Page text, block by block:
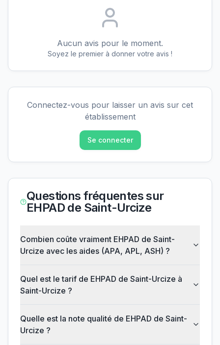
Aucun avis pour le moment.
Soyez le premier à donner votre avis !
Connectez-vous pour laisser un avis sur cet
établissement
Se connecter
Questions fréquentes sur
EHPAD de Saint-Urcize
Combien coûte vraiment EHPAD de Saint-
Urcize avec les aides (APA, APL, ASH) ?
Quel est le tarif de EHPAD de Saint-Urcize à
Saint-Urcize ?
Quelle est la note qualité de EHPAD de Saint-
Urcize ?